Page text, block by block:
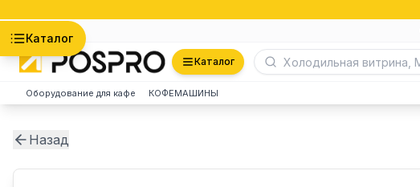
Каталог
Каталог
Оборудование для кафе КОФЕМАШИНЫ
Назад